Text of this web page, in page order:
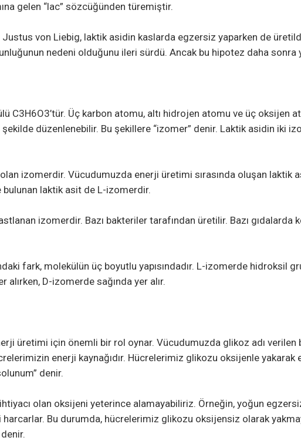
gelen “lac” sözcüğünden türemiştir.
Justus von Liebig, laktik asidin kaslarda egzersiz yaparken de
nedeni olduğunu ileri sürdü. Ancak bu hipotez daha sonra
C3H6O3’tür. Üç karbon atomu, altı hidrojen atomu ve üç oksijen
düzenlenebilir. Bu şekillere “izomer” denir. Laktik asidin iki
izomerdir. Vücudumuzda enerji üretimi sırasında oluşan laktik
bulunan laktik asit de L-izomerdir.
izomerdir. Bazı bakteriler tarafından üretilir. Bazı gıdalarda
fark, molekülün üç boyutlu yapısındadır. L-izomerde hidroksil
D-izomerde sağında yer alır.
üretimi için önemli bir rol oynar. Vücudumuzda glikoz adı verilen
enerji kaynağıdır. Hücrelerimiz glikozu oksijenle yakarak
denir.
olan oksijeni yeterince alamayabiliriz. Örneğin, yoğun
Bu durumda, hücrelerimiz glikozu oksijensiz olarak